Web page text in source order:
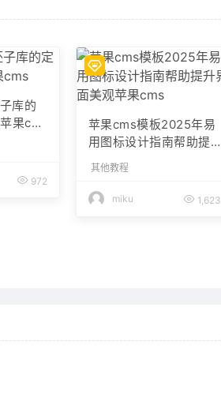
库的
果cm
972
苹果cms模板2025年易
用图标设计指南帮助提
升界面美观苹果cms
其他教程
miku 1,623